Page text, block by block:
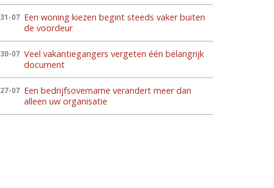
31-07 Een woning kiezen begint steeds vaker buiten
de voordeur
30-07 Veel vakantiegangers vergeten één belangrijk
document
27-07 Een bedrijfsovername verandert meer dan
alleen uw organisatie